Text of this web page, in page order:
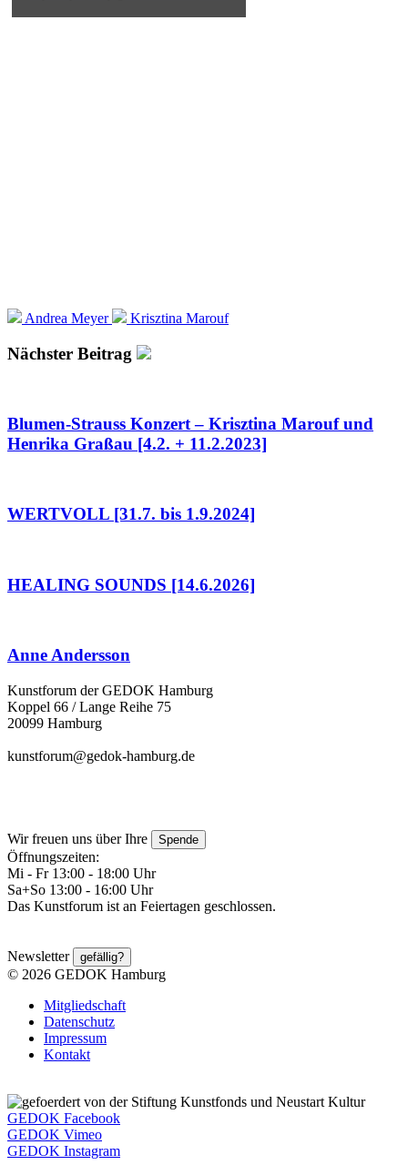
Andrea Meyer Krisztina Marouf
Nächster Beitrag
Blumen-Strauss Konzert – Krisztina Marouf und
Henrika Graßau [4.2. + 11.2.2023]
WERTVOLL [31.7. bis 1.9.2024]
HEALING SOUNDS [14.6.2026]
Anne Andersson
Kunstforum der GEDOK Hamburg
Koppel 66 / Lange Reihe 75
20099 Hamburg
kunstforum@gedok-hamburg.de
Wir freuen uns über Ihre Spende
Öffnungszeiten:
Mi - Fr 13:00 - 18:00 Uhr
Sa+So 13:00 - 16:00 Uhr
Das Kunstforum ist an Feiertagen geschlossen.
Newsletter gefällig?
© 2026 GEDOK Hamburg
Mitgliedschaft
Datenschutz
Impressum
Kontakt
GEDOK Facebook
GEDOK Vimeo
GEDOK Instagram